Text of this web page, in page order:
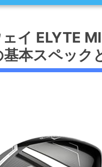
ト設計がもたらす操作性
材の活用による軽量化と飛
フトの特徴とユーザーへの
ャフトの利点とフィーリン
イ ELYTE
基本スペック